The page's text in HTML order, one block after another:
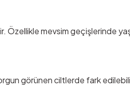
Özellikle mevsim geçişlerinde
görünen ciltlerde fark